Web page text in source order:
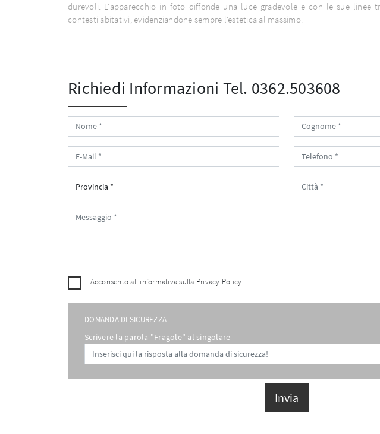
durevoli. L'apparecchio in foto diffonde una luce gradevole e con le sue linee
contesti abitativi, evidenziandone sempre l'estetica al massimo.
Richiedi Informazioni Tel. 0362.503608
Acconsento all'informativa sulla Privacy Policy
DOMANDA DI SICUREZZA
Scrivere la parola "Fragole" al singolare
Invia